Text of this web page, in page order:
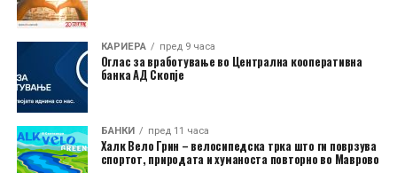
КАРИЕРА пред 9 часа
Оглас за вработување во Централна кооперативна
банка АД Скопје
БАНКИ пред 11 часа
Халк Вело Грин – велосипедска трка што ги поврзува
спортот, природата и хуманоста повторно во Маврово